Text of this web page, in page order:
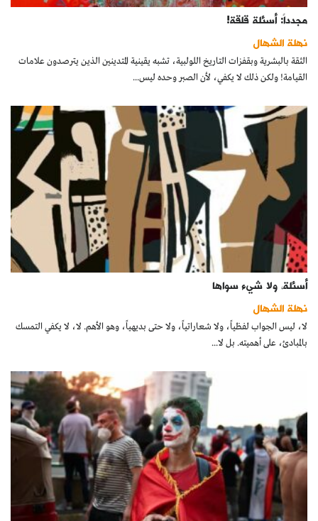
مجدداً: أسئلة قلقة!
نهلة الشهال
الثقة بالبشرية وبقفزات التاريخ اللولبية، تشبه يقينية المتدينين الذين يترصدون علامات
القيامة! ولكن ذلك لا يكفي، لأن الصبر وحده ليس...
أسئلة، ولا شيء سواها
نهلة الشهال
لا، ليس الجواب لفظياً، ولا شعاراتياً، ولا حتى بديهياً، وهو الأهم. لا، لا يكفي التمسك
بالمبادئ، على أهميته. بل لا...